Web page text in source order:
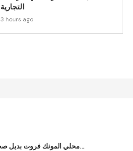
التجارية
3 hours ago
محلي المونك فروت بديل صحي للسكر مع دعم العافية من...